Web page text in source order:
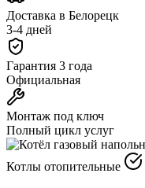
Доставка в Белорецк
3-4 дней
Гарантия 3 года
Официальная
Монтаж под ключ
Полный цикл услуг
Котлы отопительные